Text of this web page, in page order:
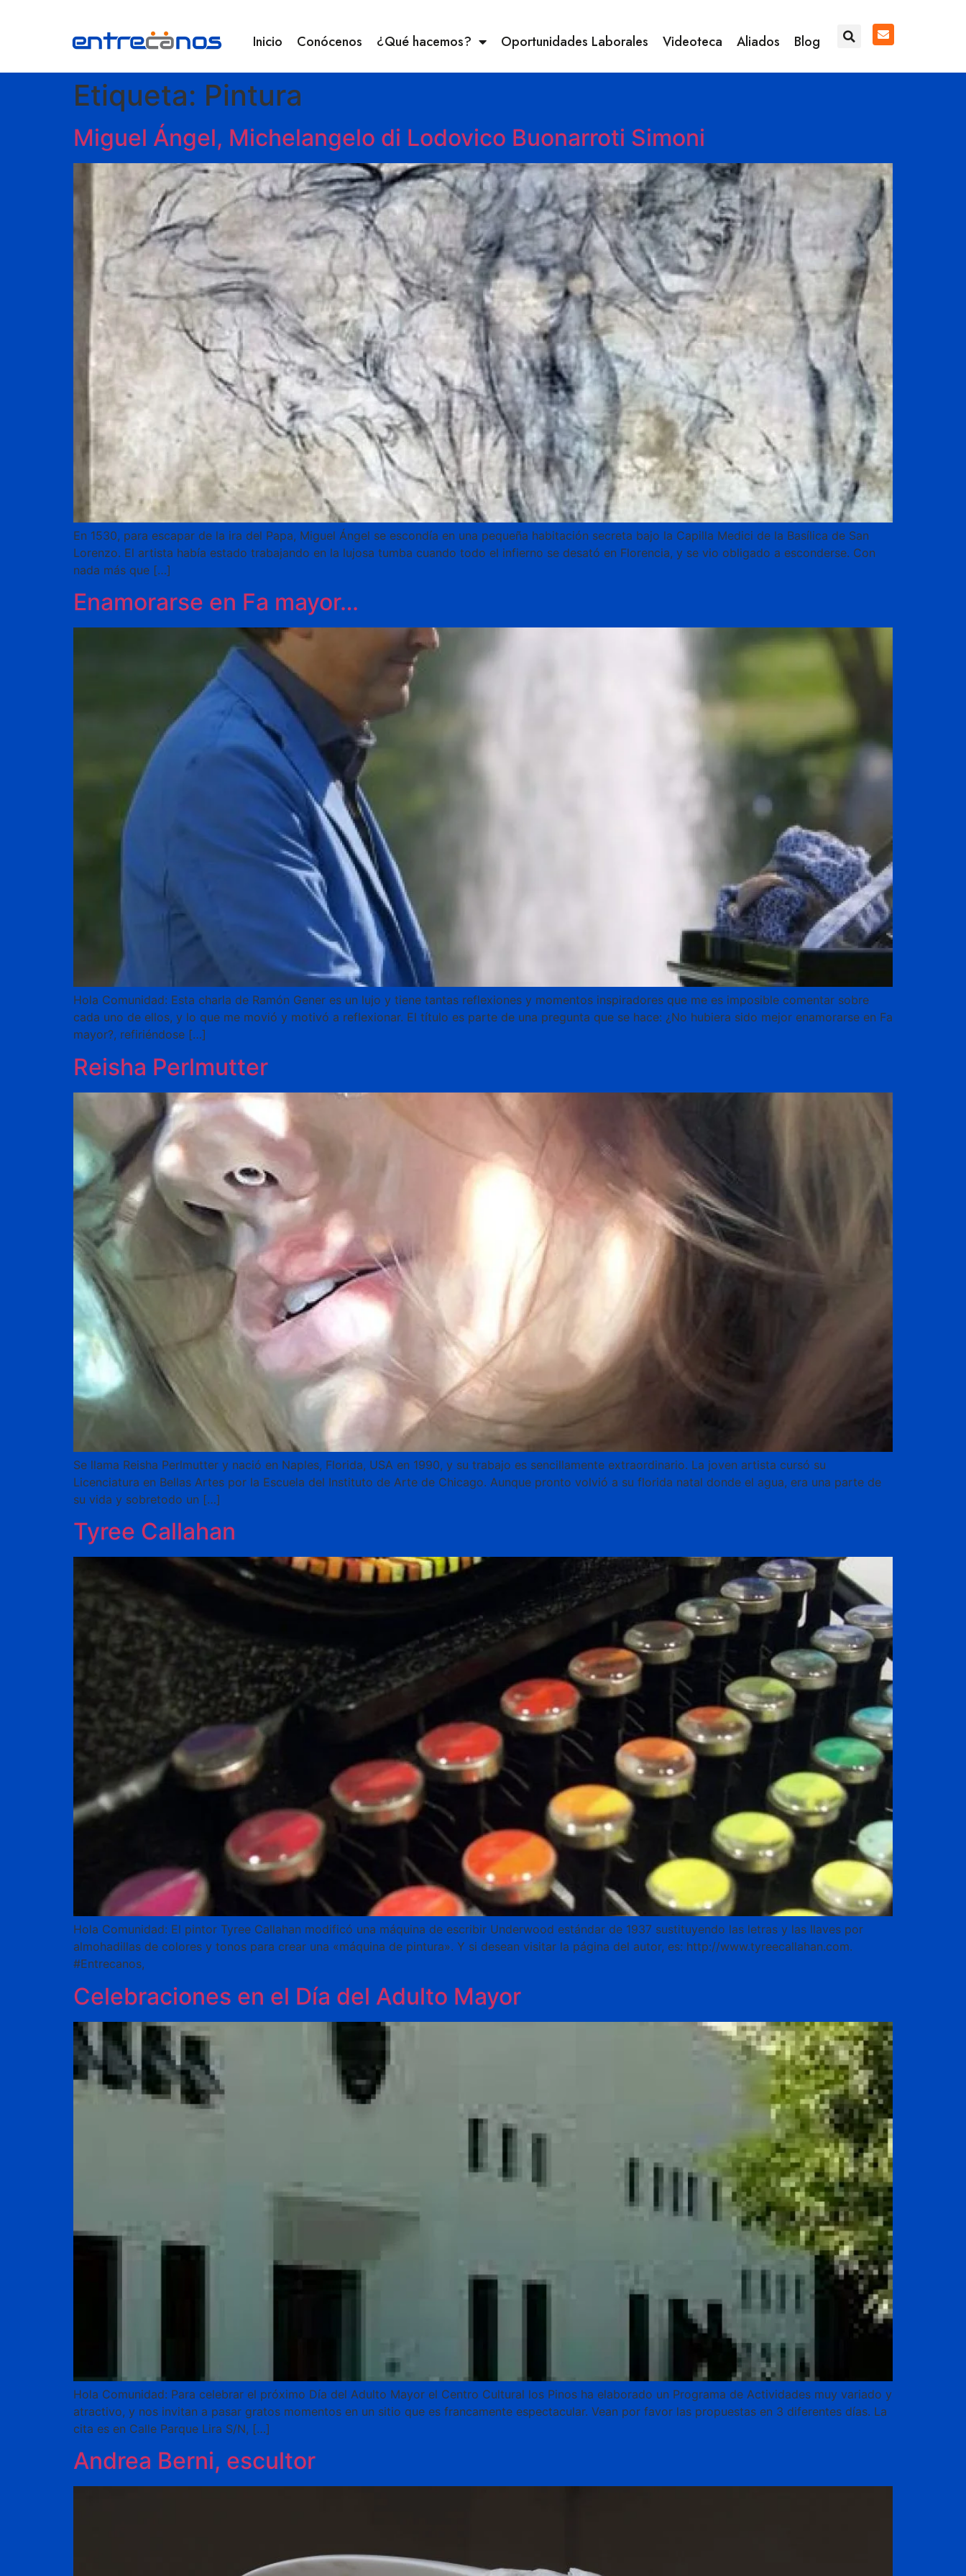
Inicio Conócenos ¿Qué hacemos? Oportunidades Laborales Videoteca Aliados Blog
Etiqueta: Pintura
Miguel Ángel, Michelangelo di Lodovico Buonarroti Simoni
En 1530, para escapar de la ira del Papa, Miguel Ángel se escondía en una pequeña habitación secreta bajo la Capilla Medici de la Basílica de San
Lorenzo. El artista había estado trabajando en la lujosa tumba cuando todo el infierno se desató en Florencia, y se vio obligado a esconderse. Con
nada más que […]
Enamorarse en Fa mayor…
Hola Comunidad: Esta charla de Ramón Gener es un lujo y tiene tantas reflexiones y momentos inspiradores que me es imposible comentar sobre
cada uno de ellos, y lo que me movió y motivó a reflexionar. El título es parte de una pregunta que se hace: ¿No hubiera sido mejor enamorarse en Fa
mayor?, refiriéndose […]
Reisha Perlmutter
Se llama Reisha Perlmutter y nació en Naples, Florida, USA en 1990, y su trabajo es sencillamente extraordinario. La joven artista cursó su
Licenciatura en Bellas Artes por la Escuela del Instituto de Arte de Chicago. Aunque pronto volvió a su florida natal donde el agua, era una parte de
su vida y sobretodo un […]
Tyree Callahan
Hola Comunidad: El pintor Tyree Callahan modificó una máquina de escribir Underwood estándar de 1937 sustituyendo las letras y las llaves por
almohadillas de colores y tonos para crear una «máquina de pintura». Y si desean visitar la página del autor, es: http://www.tyreecallahan.com.
#Entrecanos,
Celebraciones en el Día del Adulto Mayor
Hola Comunidad: Para celebrar el próximo Día del Adulto Mayor el Centro Cultural los Pinos ha elaborado un Programa de Actividades muy variado y
atractivo, y nos invitan a pasar gratos momentos en un sitio que es francamente espectacular. Vean por favor las propuestas en 3 diferentes días. La
cita es en Calle Parque Lira S/N, […]
Andrea Berni, escultor